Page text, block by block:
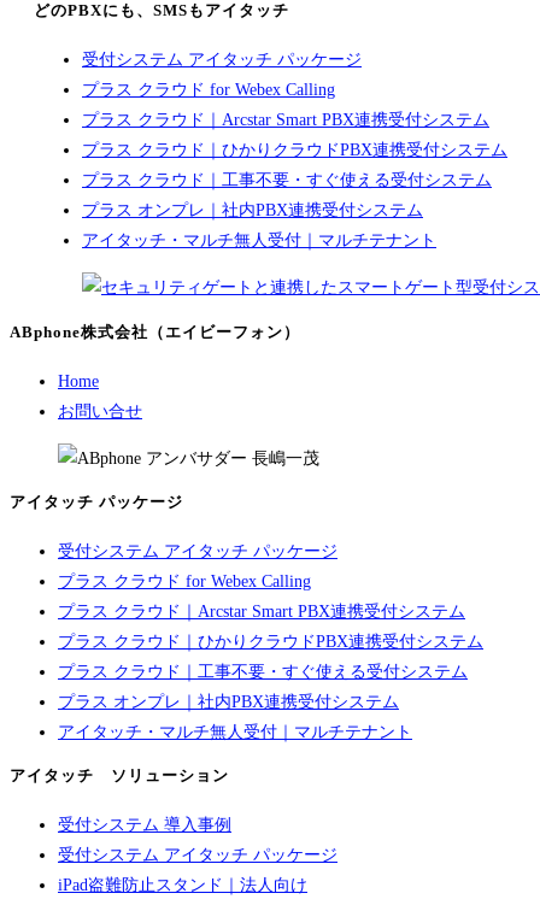
どのPBXにも、SMSもアイタッチ
受付システム アイタッチ パッケージ
プラス クラウド for Webex Calling
プラス クラウド｜Arcstar Smart PBX連携受付システム
プラス クラウド｜ひかりクラウドPBX連携受付システム
プラス クラウド｜工事不要・すぐ使える受付システム
プラス オンプレ｜社内PBX連携受付システム
アイタッチ・マルチ無人受付｜マルチテナント
ABphone株式会社（エイビーフォン）
Home
お問い合せ
アイタッチ パッケージ
受付システム アイタッチ パッケージ
プラス クラウド for Webex Calling
プラス クラウド｜Arcstar Smart PBX連携受付システム
プラス クラウド｜ひかりクラウドPBX連携受付システム
プラス クラウド｜工事不要・すぐ使える受付システム
プラス オンプレ｜社内PBX連携受付システム
アイタッチ・マルチ無人受付｜マルチテナント
アイタッチ ソリューション
受付システム 導入事例
受付システム アイタッチ パッケージ
iPad盗難防止スタンド｜法人向け